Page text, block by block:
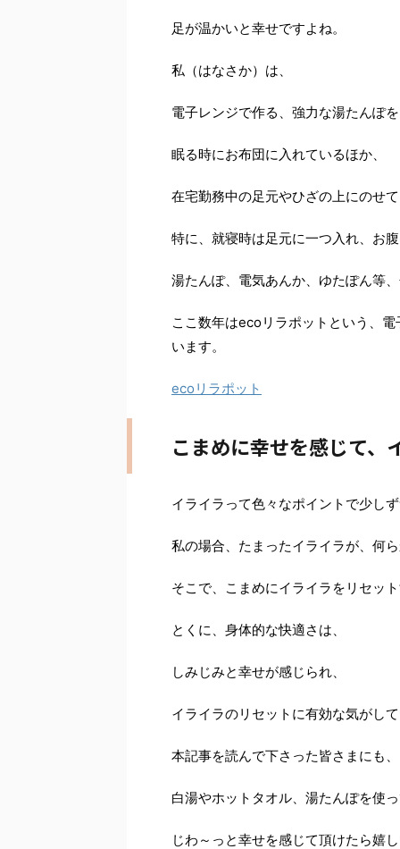
足が温かいと幸せですよね。
私（はなさか）は、
電子レンジで作る、強力な湯たんぽを
眠る時にお布団に入れているほか、
在宅勤務中の足元やひざの上にのせて
特に、就寝時は足元に一つ入れ、お
湯たんぽ、電気あんか、ゆたぽん等、
ここ数年はecoリラポットという、
います。
ecoリラポット
こまめに幸せを感じて、
イライラって色々なポイントで少し
私の場合、たまったイライラが、何
そこで、こまめにイライラをリセッ
とくに、身体的な快適さは、
しみじみと幸せが感じられ、
イライラのリセットに有効な気がし
本記事を読んで下さった皆さまにも、
白湯やホットタオル、湯たんぽを使っ
じわ～っと幸せを感じて頂けたら嬉し